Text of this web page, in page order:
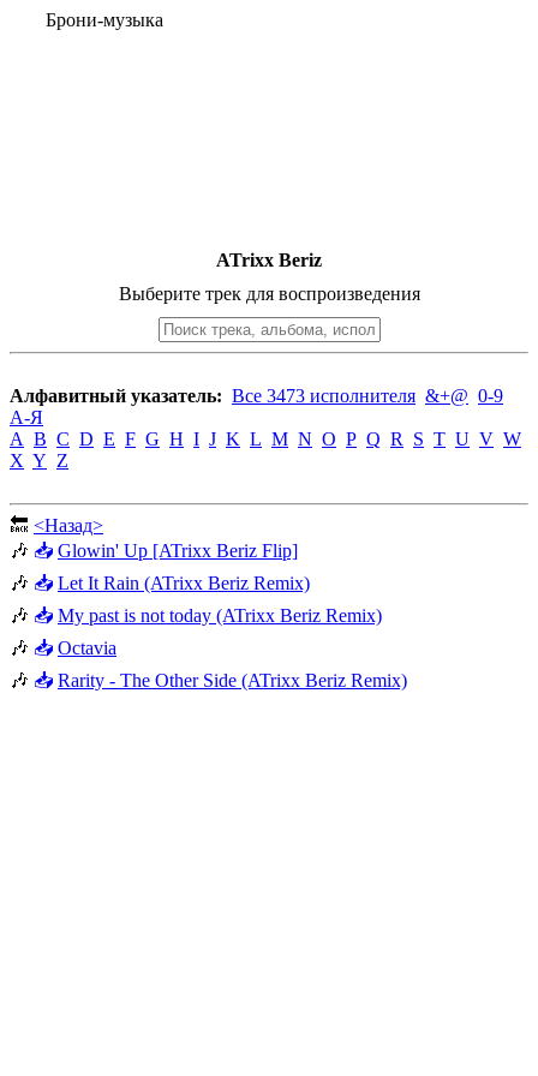
Брони-музыка
ATrixx Beriz
Выберите трек для воспроизведения
Алфавитный указатель: Все 3473 исполнителя &+@ 0-9
А-Я
A B C D E F G H I J K L M N O P Q R S T U V W
X Y Z
🔙 <Назад>
🎶 📥 Glowin' Up [ATrixx Beriz Flip]
🎶 📥 Let It Rain (ATrixx Beriz Remix)
🎶 📥 My past is not today (ATrixx Beriz Remix)
🎶 📥 Octavia
🎶 📥 Rarity - The Other Side (ATrixx Beriz Remix)